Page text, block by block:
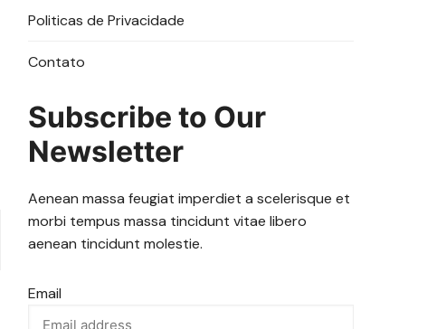
Politicas de Privacidade
Contato
Subscribe to Our
Newsletter
Aenean massa feugiat imperdiet a scelerisque et
morbi tempus massa tincidunt vitae libero
aenean tincidunt molestie.
Email